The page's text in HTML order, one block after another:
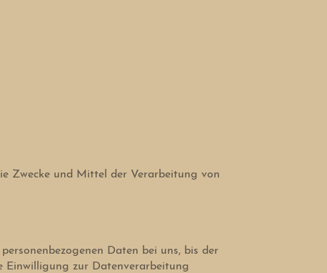
Zwecke und Mittel der Verarbeitung von
Daten bei uns, bis der
Einwilligung zur Datenverarbeitung